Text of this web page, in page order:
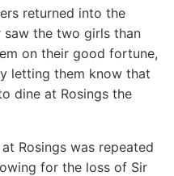
returned into the
saw the two girls than
on their good fortune,
letting them know that
dine at Rosings the
Rosings was repeated
for the loss of Sir